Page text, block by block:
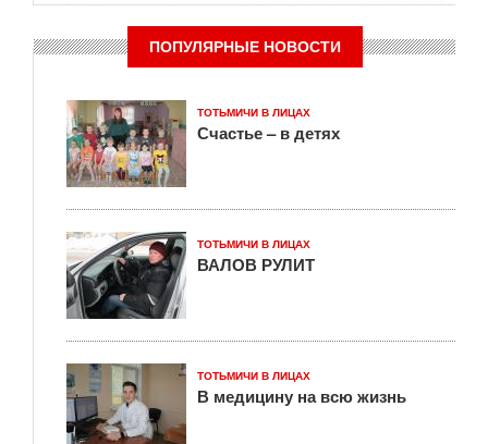
ПОПУЛЯРНЫЕ НОВОСТИ
ТОТЬМИЧИ В ЛИЦАХ
Счастье – в детях
ТОТЬМИЧИ В ЛИЦАХ
ВАЛОВ РУЛИТ
ТОТЬМИЧИ В ЛИЦАХ
В медицину на всю жизнь